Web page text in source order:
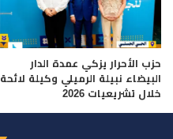
حزب الأحرار يزكي عمدة الدار
البيضاء نبيلة الرميلي وكيلة لائحة
خلال تشريعيات 2026